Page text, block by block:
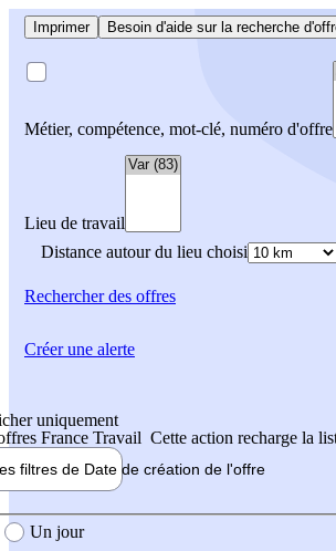
Imprimer Besoin d'aide sur la recherche
Métier, compétence, mot-clé, numéro d'offre
Lieu de travail
Distance autour du lieu choisi
Rechercherdes offres
uniquement
France Travail Cette action recharge la
filtres de Date de création de l'offre
création de l'offre
Un jour
Créer une alerte